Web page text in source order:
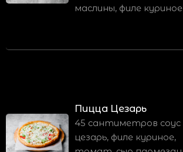
маслины, филе куриное
Пицца Цезарь
45 сантиметров соус
цезарь, филе куриное,